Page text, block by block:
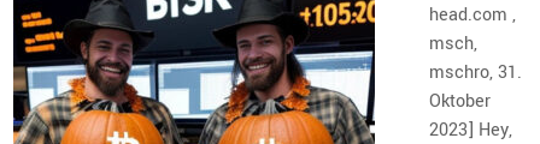
head.com ,
msch,
mschro, 31.
Oktober
2023] Hey,